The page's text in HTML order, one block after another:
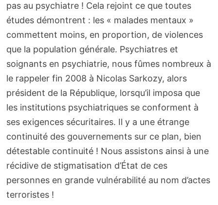
pas au psychiatre ! Cela rejoint ce que toutes
études démontrent : les « malades mentaux »
commettent moins, en proportion, de violences
que la population générale. Psychiatres et
soignants en psychiatrie, nous fûmes nombreux à
le rappeler fin 2008 à Nicolas Sarkozy, alors
président de la République, lorsqu’il imposa que
les institutions psychiatriques se conforment à
ses exigences sécuritaires. Il y a une étrange
continuité des gouvernements sur ce plan, bien
détestable continuité ! Nous assistons ainsi à une
récidive de stigmatisation d’État de ces
personnes en grande vulnérabilité au nom d’actes
terroristes !